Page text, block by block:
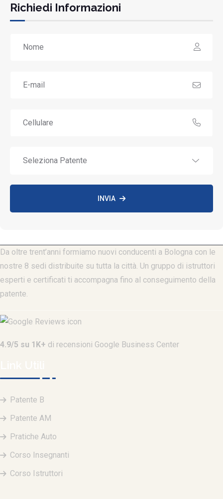
Richiedi Informazioni
INVIA
Da oltre trent’anni formiamo nuovi conducenti a Bologna con le
nostre 8 sedi distribuite su tutta la città. Un gruppo di istruttori
esperti e certificati ti accompagna fino al conseguimento della
patente.
4.9/5 su 1K+ di recensioni Google Business Center
Patente B
Patente AM
Pratiche Auto
Corso Insegnanti
Corso Istruttori